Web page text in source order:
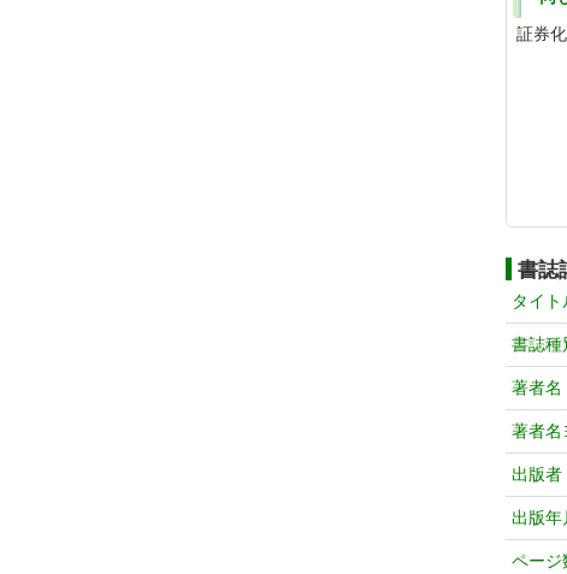
証券
書誌
タイト
書誌種
著者名
著者名
出版者
出版年
ページ